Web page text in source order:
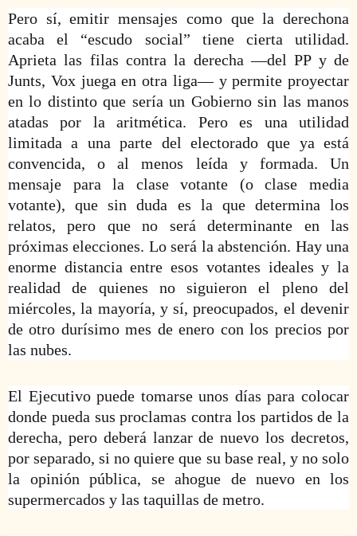
Pero sí, emitir mensajes como que la derechona
acaba el “escudo social” tiene cierta utilidad.
Aprieta las filas contra la derecha —del PP y de
Junts, Vox juega en otra liga— y permite proyectar
en lo distinto que sería un Gobierno sin las manos
atadas por la aritmética. Pero es una utilidad
limitada a una parte del electorado que ya está
convencida, o al menos leída y formada. Un
mensaje para la clase votante (o clase media
votante), que sin duda es la que determina los
relatos, pero que no será determinante en las
próximas elecciones. Lo será la abstención. Hay una
enorme distancia entre esos votantes ideales y la
realidad de quienes no siguieron el pleno del
miércoles, la mayoría, y sí, preocupados, el devenir
de otro durísimo mes de enero con los precios por
las nubes.
El Ejecutivo puede tomarse unos días para colocar
donde pueda sus proclamas contra los partidos de la
derecha, pero deberá lanzar de nuevo los decretos,
por separado, si no quiere que su base real, y no solo
la opinión pública, se ahogue de nuevo en los
supermercados y las taquillas de metro.